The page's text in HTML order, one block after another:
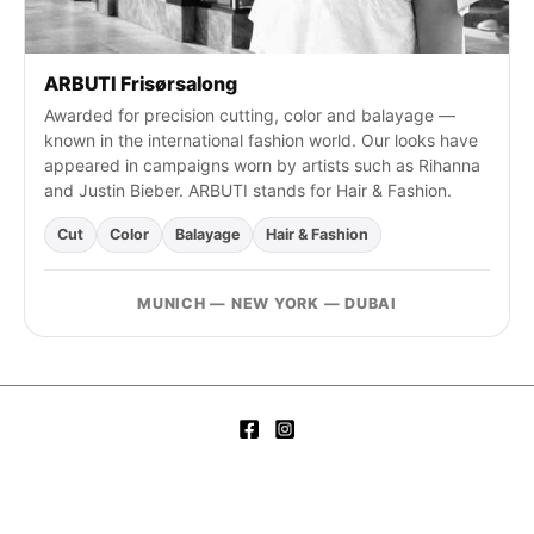
ARBUTI Frisørsalong
Awarded for precision cutting, color and balayage —
known in the international fashion world. Our looks have
appeared in campaigns worn by artists such as Rihanna
and Justin Bieber. ARBUTI stands for Hair & Fashion.
Cut Color Balayage Hair & Fashion
MUNICH — NEW YORK — DUBAI